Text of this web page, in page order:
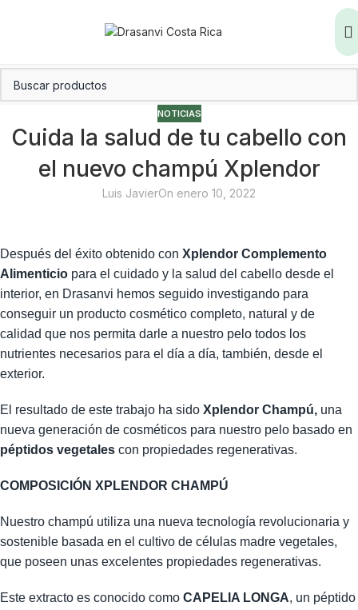
NOTICIAS
Cuida la salud de tu cabello con
el nuevo champú Xplendor
Luis JavierOn enero 10, 2022
Después del éxito obtenido con Xplendor Complemento
Alimenticio para el cuidado y la salud del cabello desde el
interior, en Drasanvi hemos seguido investigando para
conseguir un producto cosmético completo, natural y de
calidad que nos permita darle a nuestro pelo todos los
nutrientes necesarios para el día a día, también, desde el
exterior.
El resultado de este trabajo ha sido Xplendor Champú, una
nueva generación de cosméticos para nuestro pelo basado en
péptidos vegetales con propiedades regenerativas.
COMPOSICIÓN XPLENDOR CHAMPÚ
Nuestro champú utiliza una nueva tecnología revolucionaria y
sostenible basada en el cultivo de células madre vegetales,
que poseen unas excelentes propiedades regenerativas.
Este extracto es conocido como CAPELIA LONGA, un péptido